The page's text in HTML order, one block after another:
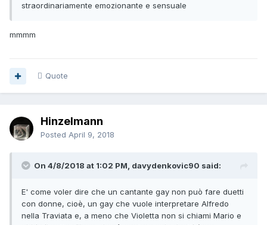
straordinariamente emozionante e sensuale
mmmm
Quote
Hinzelmann
Posted April 9, 2018
On 4/8/2018 at 1:02 PM, davydenkovic90 said:
E' come voler dire che un cantante gay non può fare duetti
con donne, cioè, un gay che vuole interpretare Alfredo
nella Traviata e, a meno che Violetta non si chiami Mario e